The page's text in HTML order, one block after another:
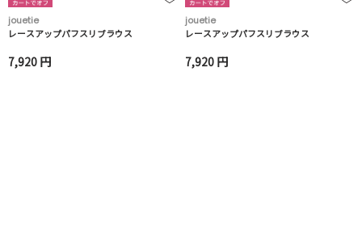
jouetie
レースアップパフスリブラウス
7,920 円
jouetie
レースアップパフスリブラウス
7,920 円